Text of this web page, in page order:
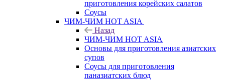
приготовления корейских салатов
Соусы
ЧИМ-ЧИМ HOT ASIA
Назад
ЧИМ-ЧИМ HOT ASIA
Основы для приготовления азиатских
супов
Соусы для приготовления
паназиатских блюд